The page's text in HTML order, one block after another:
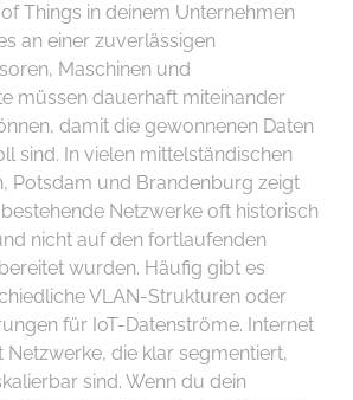
Things in deinem Unternehmen
an einer zuverlässigen
Maschinen und
müssen dauerhaft miteinander
damit die gewonnenen Daten
sind. In vielen mittelständischen
Potsdam und Brandenburg zeigt
Netzwerke oft historisch
nicht auf den fortlaufenden
wurden. Häufig gibt es
VLAN-Strukturen oder
für IoT-Datenströme. Internet
die klar segmentiert,
sind. Wenn du dein